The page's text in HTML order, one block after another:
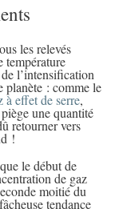
les relevés
température
l’intensification
planète : comme le
à effet de serre,
une quantité
retourner vers
!
le début de
de gaz
moitié du
tendance